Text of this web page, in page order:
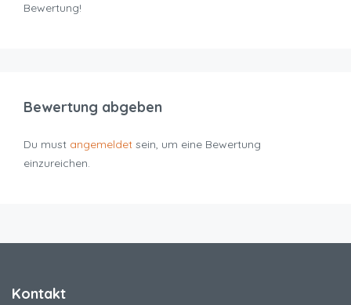
Bewertung!
Bewertung abgeben
Du must angemeldet sein, um eine Bewertung
einzureichen.
Kontakt